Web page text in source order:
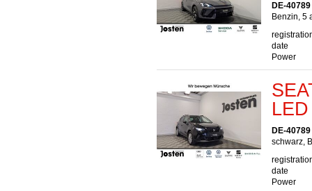
DE-
Benzin, 5
date
Power
DE-
schwarz,
date
Power